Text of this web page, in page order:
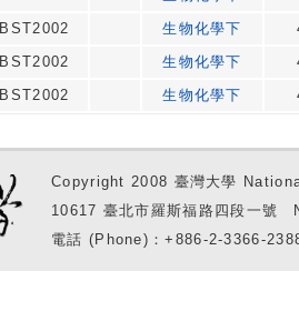
BST2002 生物化學下
BST2002 生物化學下
BST2002 生物化學下
Copyright 2008 臺灣大學
10617 臺北市羅斯福路四段一
電話 (Phone)：+886-2-3366-